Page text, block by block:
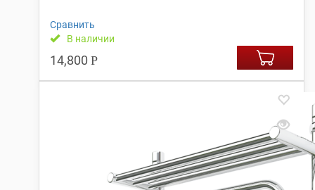
Сравнить
В наличии
14,800 Р